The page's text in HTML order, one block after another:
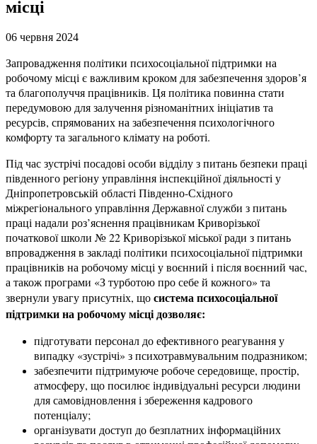
місці
06 червня 2024
Запровадження політики психосоціальної підтримки на
робочому місці є важливим кроком для забезпечення здоров’я
та благополуччя працівників. Ця політика повинна стати
передумовою для залучення різноманітних ініціатив та
ресурсів, спрямованих на забезпечення психологічного
комфорту та загального клімату на роботі.
Під час зустрічі посадові особи відділу з питань безпеки праці
південного регіону управління інспекційної діяльності у
Дніпропетровській області Південно-Східного
міжрегіонального управління Державної служби з питань
праці надали роз’яснення працівникам Криворізької
початкової школи № 22 Криворізької міської ради з питань
впровадження в закладі політики психосоціальної підтримки
працівників на робочому місці у воєнний і після воєнний час,
а також програми «З турботою про себе й кожного» та
звернули увагу присутніх, щосистема психосоціальної
підтримки на робочому місці дозволяє:
підготувати персонал до ефективного реагування у
випадку «зустрічі» з психотравмувальним подразником;
забезпечити підтримуюче робоче середовище, простір,
атмосферу, що посилює індивідуальні ресурси людини
для самовідновлення і збереження кадрового
потенціалу;
організувати доступ до безплатних інформаційних